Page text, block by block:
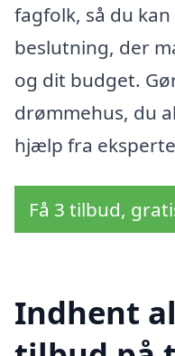
fagfolk, så du
beslutning, der
og dit budget.
drømmehus, du
hjælp fra
Få 3 tilbud,
Indhent